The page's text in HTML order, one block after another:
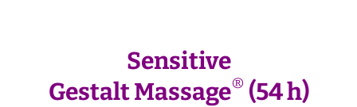
Sensitive
Gestalt Massage® (54 h)